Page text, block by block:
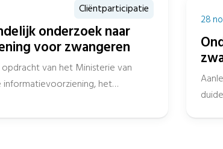
Cliëntparticipatie
onderzoek naar
voor zwangeren
van het Ministerie van
informatievoorziening, het
28